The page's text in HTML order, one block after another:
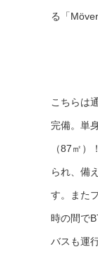
る「
こちらは
完備。単
（87㎡
られ、備
す。また
時の間で
バスも運